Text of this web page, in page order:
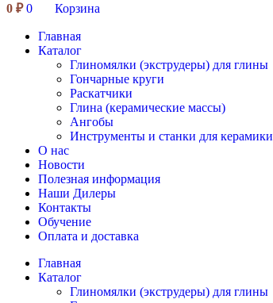
0 ₽ 0 Корзина
Главная
Каталог
Глиномялки (экструдеры) для глины
Гончарные круги
Раскатчики
Глина (керамические массы)
Ангобы
Инструменты и станки для керамики
О нас
Новости
Полезная информация
Наши Дилеры
Контакты
Обучение
Оплата и доставка
Главная
Каталог
Глиномялки (экструдеры) для глины